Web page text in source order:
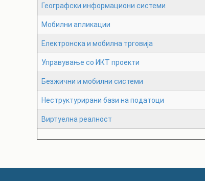
Географски информациони системи
Мобилни апликации
Електронска и мобилна трговија
Управување со ИКТ проекти
Безжични и мобилни системи
Неструктурирани бази на податоци
Виртуелна реалност